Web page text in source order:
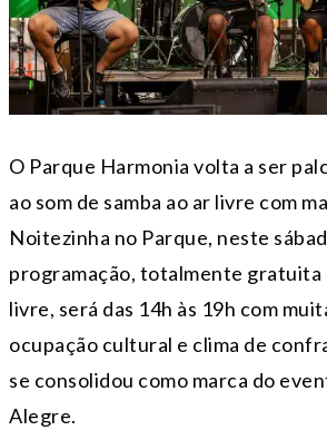
O Parque Harmonia volta a ser
ao som de samba ao ar livre com
Noitezinha no Parque, neste
programação, totalmente gratuita
livre, será das 14h às 19h com
ocupação cultural e clima de
se consolidou como marca do
Alegre.